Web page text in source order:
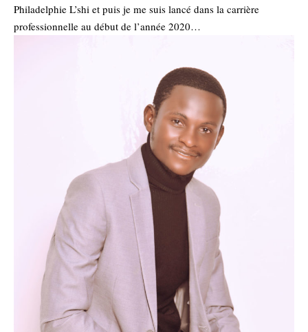
Philadelphie L’shi et puis je me suis lancé dans la carrière
professionnelle au début de l’année 2020…